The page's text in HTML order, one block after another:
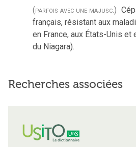
(parfois avec une majusc.)
français, résistant aux
en France, aux États-Unis et
du Niagara).
Recherches associées